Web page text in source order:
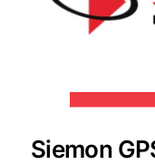
Siemon